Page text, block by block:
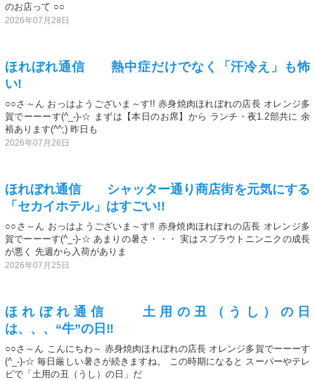
のお店って ○○
2026年07月28日
ほれぼれ通信 熱中症だけでなく「汗冷え」も怖
い!
○○さ～ん おっはようございま～す!! 赤身焼肉ほれぼれの店長 オレンジ多
賀でーーーす(^_-)-☆ まずは【本日のお席】から ランチ・夜1.2部共に 余
裕あります(^^;) 昨日も
2026年07月26日
ほれぼれ通信 シャッター通り商店街を元気にする
「セカイホテル」はすごい!!
○○さ～ん おっはようございま～す‼️ 赤身焼肉ほれぼれの店長 オレンジ多
賀でーーーす(^_-)-☆ あまりの暑さ・・・ 実はスプラウトニンニクの成長
が悪く 先週から入荷がありま
2026年07月25日
ほれぼれ通信 土用の丑（うし）の日
は、、、“牛”の日‼️
○○さ～ん こんにちわ～ 赤身焼肉ほれぼれの店長 オレンジ多賀でーーーす
(^_-)-☆ 毎日厳しい暑さが続きますね。 この時期になると スーパーやテレ
ビで「土用の丑（うし）の日」だ